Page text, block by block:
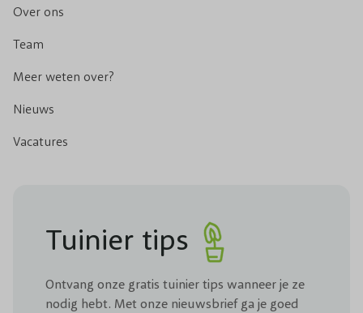
Over ons
Team
Meer weten over?
Nieuws
Vacatures
Tuinier tips
Ontvang onze gratis tuinier tips wanneer je ze
nodig hebt. Met onze nieuwsbrief ga je goed